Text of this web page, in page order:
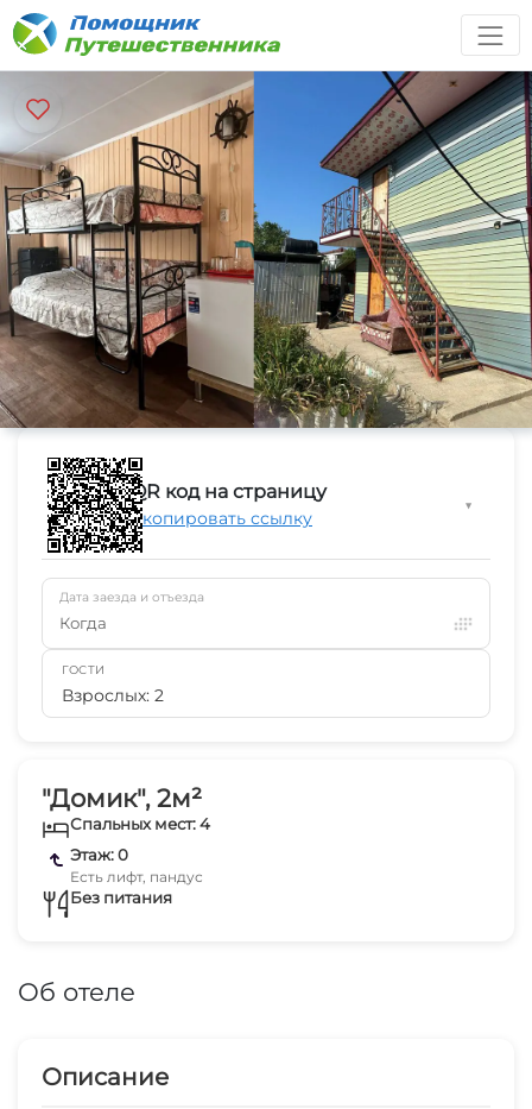
"Домик", 2м²
Спальных мест: 4
Этаж: 0
Есть лифт, пандус
Без питания
Об отеле
Описание
QR код на страницу
Скопировать ссылку
▼
Дата заезда и отъезда
Когда
ГОСТИ
Взрослых: 2